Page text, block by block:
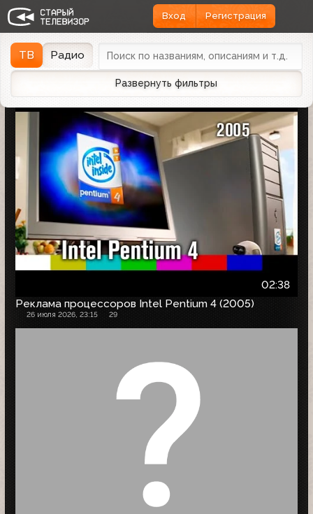
Вход Регистрация
ТВ Радио
Развернуть фильтры
Найдено 1166 записей Дата эфираДата заливки
02:38
Реклама процессоров Intel Pentium 4 (2005)
26 июля 2026, 23:15 29